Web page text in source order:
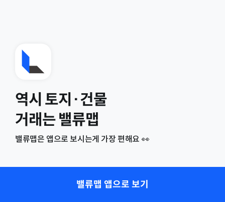
역시 토지·건물
거래는 밸류맵
밸류맵은 앱으로 보시는게 가장 편해요 👀
밸류맵 앱으로 보기